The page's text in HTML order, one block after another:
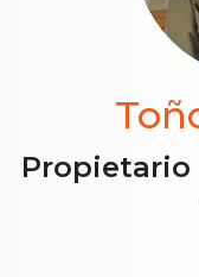
Propietario